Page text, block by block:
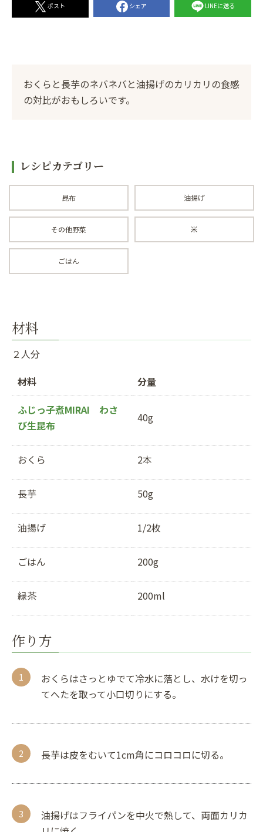
ポスト シェア LINEに送る
おくらと長芋のネバネバと油揚げのカリカリの食感
の対比がおもしろいです。
レシピカテゴリー
昆布 油揚げ
その他野菜 米
ごはん
材料
２人分
材料
分量
ふじっ子煮MIRAI わさ
び生昆布
40g
おくら 2本
長芋 50g
油揚げ 1/2枚
ごはん 200g
緑茶 200ml
作り方
おくらはさっとゆでて冷水に落とし、水けを切っ
てへたを取って小口切りにする。
長芋は皮をむいて1cm角にコロコロに切る。
油揚げはフライパンを中火で熱して、両面カリカ